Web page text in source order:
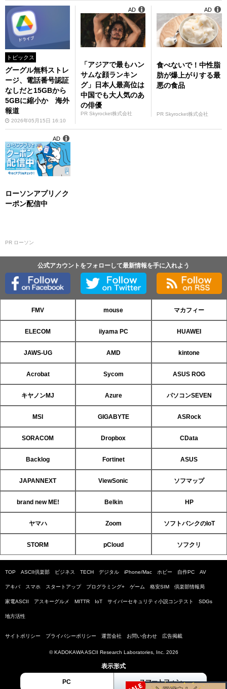
トピックス
グーグル無料ストレ
ージ、電話番号認証
なしだと15GBから
5GBに縮小か 海外
報道
2026年05月15日 16:10
「アジアで最もハン
サムな顔ランキン
グ」日本人最高位は
中国でも大人気のあ
の俳優
PR Skyrocket株式会社
AD
食べないで！中性脂
肪が爆上がりする最
悪の食品
PR Skyrocket株式会社
AD
ローソンアプリ／ク
ーポン配信中
PR ローソン
AD
公式アカウントをフォローして最新情報を手に入れよう
FMV mouse マカフィー
ELECOM iiyama PC HUAWEI
JAWS-UG AMD kintone
Acrobat Sycom ASUS ROG
キヤノンMJ Azure パソコンSEVEN
MSI GIGABYTE ASRock
SORACOM Dropbox CData
Backlog Fortinet ASUS
JAPANNEXT ViewSonic ソフマップ
brand new ME! Belkin HP
ヤマハ Zoom ソフトバンクのIoT
STORM pCloud ソフクリ
TOP ASCII倶楽部 ビジネス TECH デジタル iPhone/Mac ホビー 自作PC AV
アキバ スマホ スタートアップ プログラミング+ ゲーム 格安SIM 倶楽部情報局
家電ASCII アスキーグルメ MITTR IoT サイバーセキュリティ小説コンテスト SDGs
地方活性
サイトポリシー プライバシーポリシー 運営会社 お問い合わせ 広告掲載
© KADOKAWA ASCII Research Laboratories, Inc. 2026
表示形式
PC スマートフォン